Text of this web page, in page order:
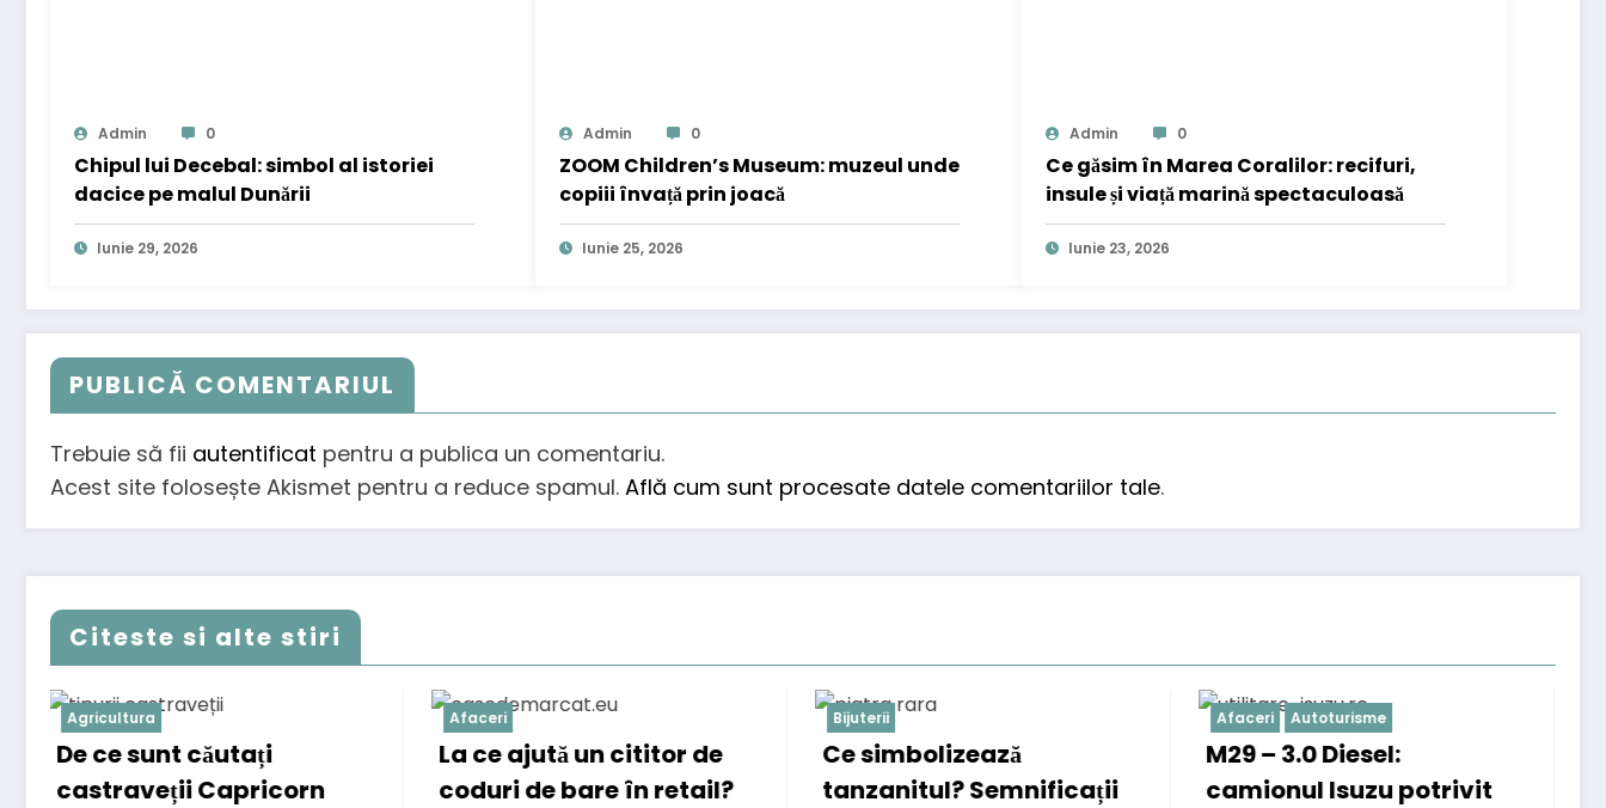
Admin 0
Chipul lui Decebal: simbol al istoriei
dacice pe malul Dunării
Iunie 29, 2026
Admin 0
ZOOM Children’s Museum: muzeul unde
copiii învață prin joacă
Iunie 25, 2026
Admin 0
Ce găsim în Marea Coralilor: recifuri,
insule și viață marină spectaculoasă
Iunie 23, 2026
PUBLICĂ COMENTARIUL
Trebuie să fii autentificat pentru a publica un comentariu.
Acest site folosește Akismet pentru a reduce spamul. Află cum sunt procesate datele comentariilor tale.
Citeste si alte stiri
Afaceri
La ce ajută un cititor de
coduri de bare în retail?
Bijuterii
Ce simbolizează
tanzanitul? Semnificații
Afaceri
M29 – 3.0 Diesel:
camionul Isuzu potrivit
Agricultura
Ingrășăminte foliare:
soluția eficientă pentru